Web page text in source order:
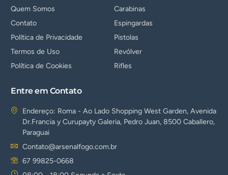
Quem Somos
Contato
Política de Privacidade
Termos de Uso
Política de Cookies
Carabinas
Espingardas
Pistolas
Revólver
Rifles
Entre em Contato
Endereço: Roma - Ao Lado Shopping West Garden, Avenida
Dr.Francia y Curupayty Galeria, Pedro Juan, 8500 Caballero,
Paraguai
Contato@arsenalfogo.com.br
67 99825-0668